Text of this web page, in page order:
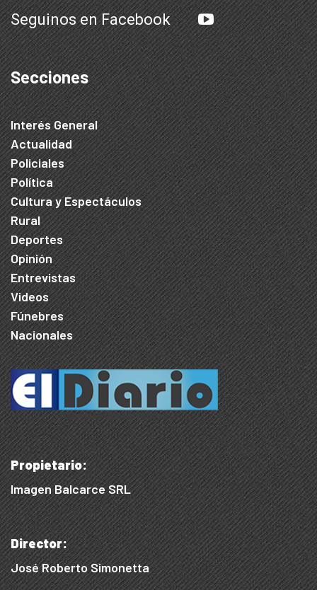
Seguinos en Facebook
Secciones
Interés General
Actualidad
Policiales
Política
Cultura y Espectáculos
Rural
Deportes
Opinión
Entrevistas
Videos
Fúnebres
Nacionales
Propietario:
Imagen Balcarce SRL
Director:
José Roberto Simonetta